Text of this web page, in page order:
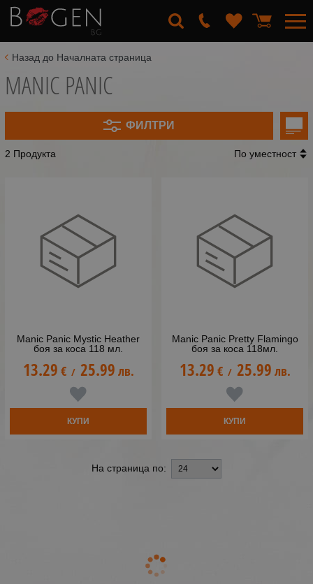
Назад до Началната страница
MANIC PANIC
ФИЛТРИ
2 Продукта По уместност
Manic Panic Mystic Heather
боя за коса 118 мл.
13.29 € / 25.99 лв.
КУПИ
Manic Panic Pretty Flamingo
боя за коса 118мл.
13.29 € / 25.99 лв.
КУПИ
На страница по: